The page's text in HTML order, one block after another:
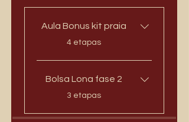
Aula Bonus kit praia
.
4 etapas
Bolsa Lona fase 2
.
3 etapas